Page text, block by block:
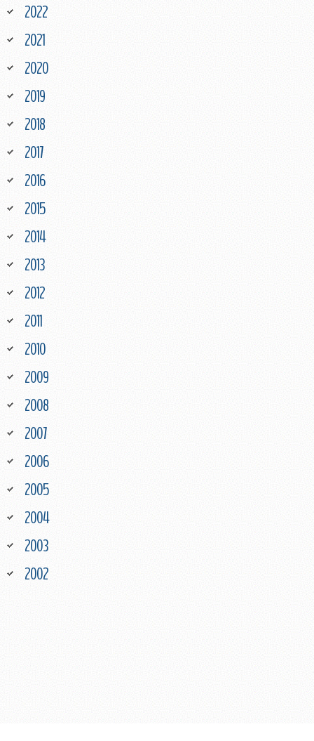
2022
2021
2020
2019
2018
2017
2016
2015
2014
2013
2012
2011
2010
2009
2008
2007
2006
2005
2004
2003
2002